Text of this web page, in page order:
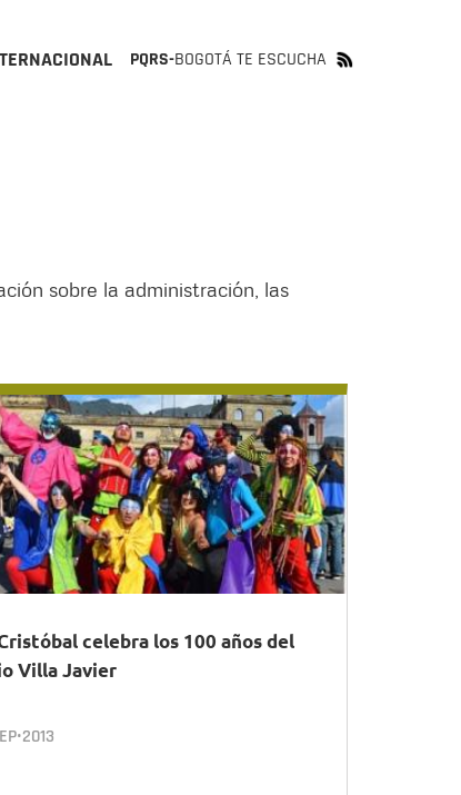
PQRS-BOGOTÁ TE ESCUCHA
sobre la administración, las
celebra los 100 años del
Villa Javier